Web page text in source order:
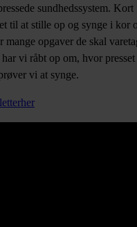
sundhedssystem.
til at stille op og synge i kor
mange opgaver de skal
vi råbt op om, hvor
vi at synge.